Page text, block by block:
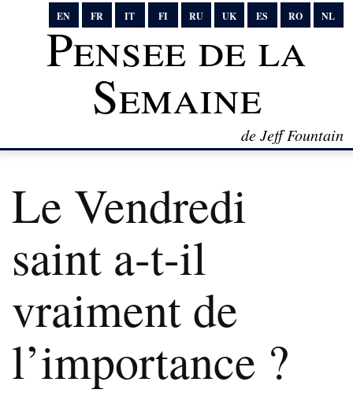
EN FR IT FI RU UK ES RO NL
Pensee de la
Semaine
de Jeff Fountain
Le Vendredi
saint a-t-il
vraiment de
l’importance ?